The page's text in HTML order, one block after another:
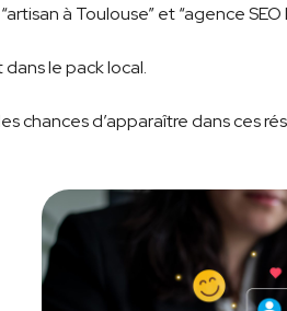
“artisan à Toulouse” et“agence SEO
le pack local.
chances d’apparaître dans ces